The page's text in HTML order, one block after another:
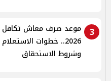
3
موعد صرف معاش
2026.. خطوات
وشروط الاستحقاق